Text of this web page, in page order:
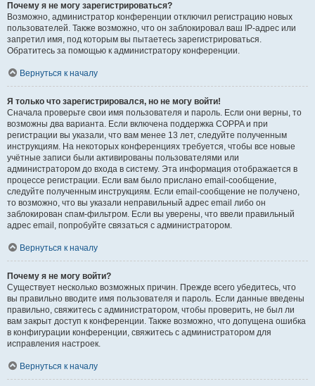
Почему я не могу зарегистрироваться?
Возможно, администратор конференции отключил регистрацию новых
пользователей. Также возможно, что он заблокировал ваш IP-адрес или
запретил имя, под которым вы пытаетесь зарегистрироваться.
Обратитесь за помощью к администратору конференции.
Вернуться к началу
Я только что зарегистрировался, но не могу войти!
Сначала проверьте свои имя пользователя и пароль. Если они верны, то
возможны два варианта. Если включена поддержка COPPA и при
регистрации вы указали, что вам менее 13 лет, следуйте полученным
инструкциям. На некоторых конференциях требуется, чтобы все новые
учётные записи были активированы пользователями или
администратором до входа в систему. Эта информация отображается в
процессе регистрации. Если вам было прислано email-сообщение,
следуйте полученным инструкциям. Если email-сообщение не получено,
то возможно, что вы указали неправильный адрес email либо он
заблокирован спам-фильтром. Если вы уверены, что ввели правильный
адрес email, попробуйте связаться с администратором.
Вернуться к началу
Почему я не могу войти?
Существует несколько возможных причин. Прежде всего убедитесь, что
вы правильно вводите имя пользователя и пароль. Если данные введены
правильно, свяжитесь с администратором, чтобы проверить, не был ли
вам закрыт доступ к конференции. Также возможно, что допущена ошибка
в конфигурации конференции, свяжитесь с администратором для
исправления настроек.
Вернуться к началу